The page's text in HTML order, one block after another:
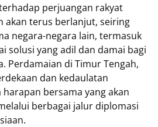
perjuangan rakyat
akan terus berlanjut, seiring
negara-negara lain, termasuk
solusi yang adil dan damai bagi
Perdamaian di Timur Tengah,
dan kedaulatan
bersama yang akan
berbagai jalur diplomasi